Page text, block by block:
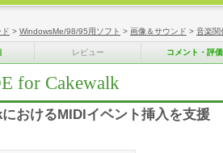
> WindowsMe/98/95用ソフト > 画像＆サウンド > 音楽関
レビュー コメント・評価
for Cakewalk
おけるMIDIイベント挿入を支援